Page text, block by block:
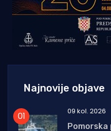
Najnovije objave
09 kol. 2026
Pomorska